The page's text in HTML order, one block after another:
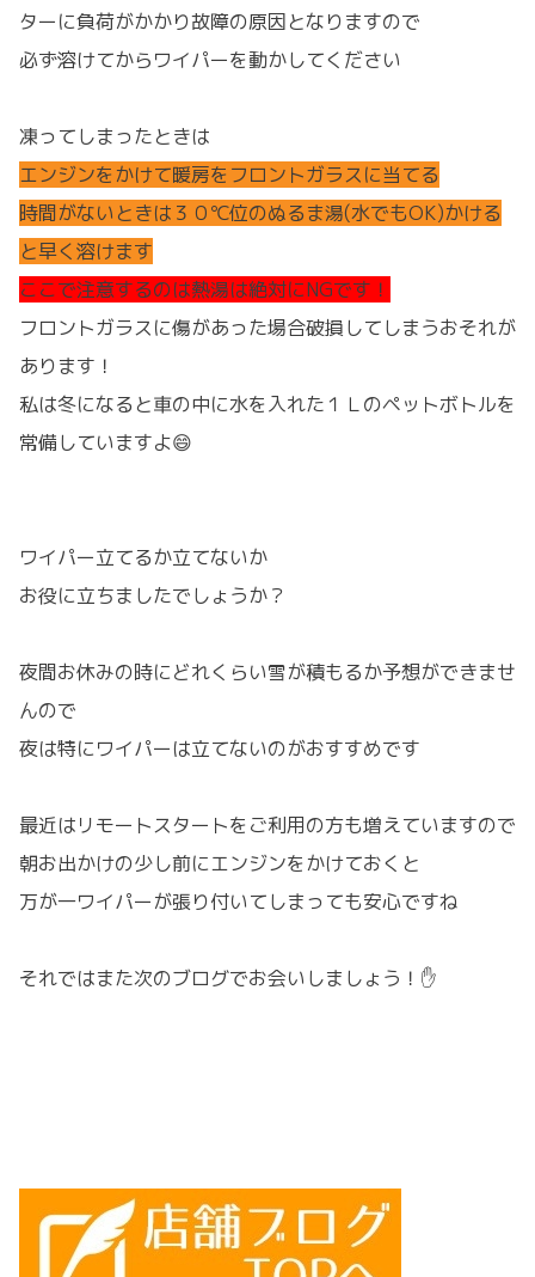
ターに負荷がかかり故障の原因となりますので
必ず溶けてからワイパーを動かしてください
凍ってしまったときは
エンジンをかけて暖房をフロントガラスに当てる
時間がないときは３０℃位のぬるま湯(水でもOK)かける
と早く溶けます
ここで注意するのは熱湯は絶対にNGです！
フロントガラスに傷があった場合破損してしまうおそれが
あります！
私は冬になると車の中に水を入れた１Ｌのペットボトルを
常備していますよ😄
ワイパー立てるか立てないか
お役に立ちましたでしょうか？
夜間お休みの時にどれくらい雪が積もるか予想ができませ
んので
夜は特にワイパーは立てないのがおすすめです
最近はリモートスタートをご利用の方も増えていますので
朝お出かけの少し前にエンジンをかけておくと
万が一ワイパーが張り付いてしまっても安心ですね
それではまた次のブログでお会いしましょう！✋